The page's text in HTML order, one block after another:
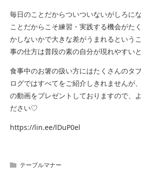
毎日のことだからついついないがしろに
ことだからこそ練習・実践する機会がた
かしないかで大きな差がうまれるという
事の仕方は普段の素の自分が現れやすい
食事中のお箸の扱い方にはたくさんのタ
ログではすべてをご紹介しきれませんが
の動画をプレゼントしておりますので、
ださい♡
https://lin.ee/lDuP0el
テーブルマナー